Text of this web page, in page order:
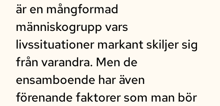
är en mångformad
människogrupp vars
livssituationer markant skiljer sig
från varandra. Men de
ensamboende har även
förenande faktorer som man bör